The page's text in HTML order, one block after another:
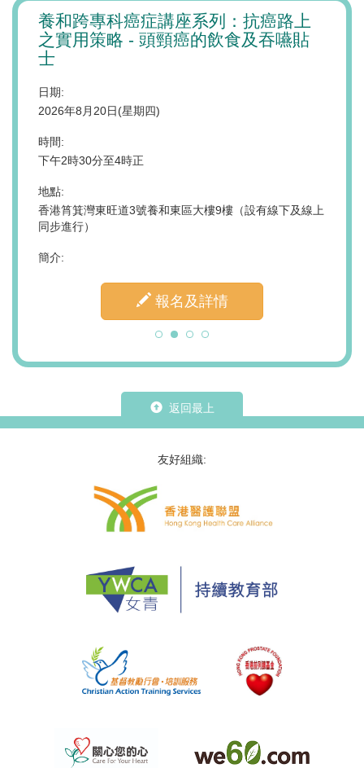
養和跨專科癌症講座系列：抗癌路上
之實用策略 - 頭頸癌的飲食及吞嚥貼
士
日期:
2026年8月20日(星期四)
時間:
下午2時30分至4時正
地點:
香港筲箕灣東旺道3號養和東區大樓9樓（設有線下及線上
同步進行）
簡介:
報名及詳情
返回最上
友好組織: